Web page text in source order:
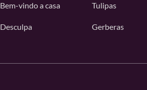
Bem-vindo a casa
Desculpa
Tulipas
Gerberas